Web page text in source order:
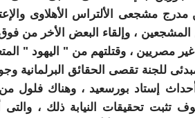
مدرج مشجعى الألتراس الأهلاوى
، وإلقاء البعض الأخر من
غير مصريين ، وقتلتهم من " اليهود "
للجنة تقصى الحقائق
إستاد بور سعيد ، وهناك فلول
تثبت تحقيقات النيابة ذلك ، والتى